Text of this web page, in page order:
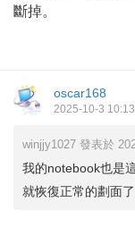
斷掉。
oscar168
2025-10-3
winjjy1027 發表於
我的notebook也是
就恢復正常的劃面